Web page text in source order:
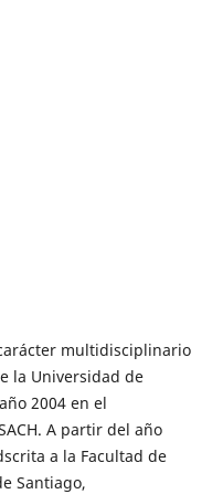
multidisciplinario
la Universidad de
2004 en el
A partir del año
a la Facultad de
Santiago,